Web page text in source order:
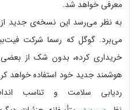
معرفی خواهد شد.
به نظر می‌رسد این نسخه‌ی جدید از
خریداری کرده، بدون شک از
هوشمند جدید خود استفاده خواهد
ردیابی سلامت و تناسب